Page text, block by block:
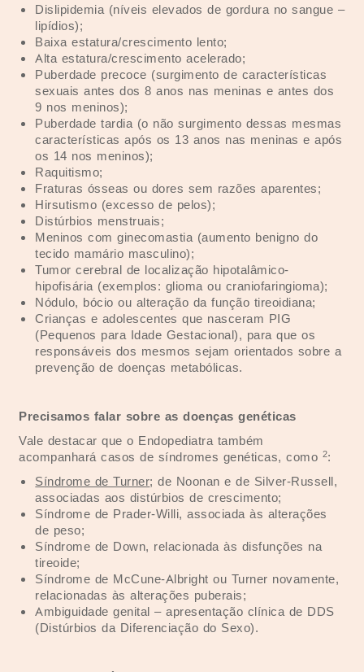
Dislipidemia (níveis elevados de gordura no sangue –
lipídios);
Baixa estatura/crescimento lento;
Alta estatura/crescimento acelerado;
Puberdade precoce (surgimento de características
sexuais antes dos 8 anos nas meninas e antes dos
9 nos meninos);
Puberdade tardia (o não surgimento dessas mesmas
características após os 13 anos nas meninas e após
os 14 nos meninos);
Raquitismo;
Fraturas ósseas ou dores sem razões aparentes;
Hirsutismo (excesso de pelos);
Distúrbios menstruais;
Meninos com ginecomastia (aumento benigno do
tecido mamário masculino);
Tumor cerebral de localização hipotalâmico-
hipofisária (exemplos: glioma ou craniofaringioma);
Nódulo, bócio ou alteração da função tireoidiana;
Crianças e adolescentes que nasceram PIG
(Pequenos para Idade Gestacional), para que os
responsáveis dos mesmos sejam orientados sobre a
prevenção de doenças metabólicas.
Precisamos falar sobre as doenças genéticas
Vale destacar que o Endopediatra também
acompanhará casos de síndromes genéticas, como 2:
Síndrome de Turner; de Noonan e de Silver-Russell,
associadas aos distúrbios de crescimento;
Síndrome de Prader-Willi, associada às alterações
de peso;
Síndrome de Down, relacionada às disfunções na
tireoide;
Síndrome de McCune-Albright ou Turner novamente,
relacionadas às alterações puberais;
Ambiguidade genital – apresentação clínica de DDS
(Distúrbios da Diferenciação do Sexo).